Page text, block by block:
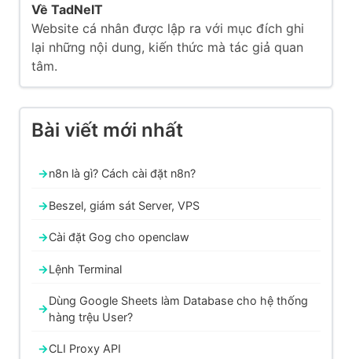
Về TadNeIT
Website cá nhân được lập ra với mục đích ghi
lại những nội dung, kiến thức mà tác giả quan
tâm.
Bài viết mới nhất
n8n là gì? Cách cài đặt n8n?
Beszel, giám sát Server, VPS
Cài đặt Gog cho openclaw
Lệnh Terminal
Dùng Google Sheets làm Database cho hệ thống
hàng trệu User?
CLI Proxy API